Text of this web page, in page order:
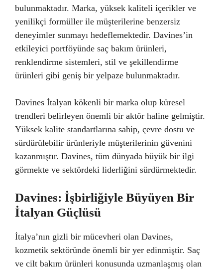
bulunmaktadır. Marka, yüksek kaliteli içerikler ve
yenilikçi formüller ile müşterilerine benzersiz
deneyimler sunmayı hedeflemektedir. Davines’in
etkileyici portföyünde saç bakım ürünleri,
renklendirme sistemleri, stil ve şekillendirme
ürünleri gibi geniş bir yelpaze bulunmaktadır.
Davines İtalyan kökenli bir marka olup küresel
trendleri belirleyen önemli bir aktör haline gelmiştir.
Yüksek kalite standartlarına sahip, çevre dostu ve
sürdürülebilir ürünleriyle müşterilerinin güvenini
kazanmıştır. Davines, tüm dünyada büyük bir ilgi
görmekte ve sektördeki liderliğini sürdürmektedir.
Davines: İşbirliğiyle Büyüyen Bir
İtalyan Güçlüsü
İtalya’nın gizli bir mücevheri olan Davines,
kozmetik sektöründe önemli bir yer edinmiştir. Saç
ve cilt bakım ürünleri konusunda uzmanlaşmış olan